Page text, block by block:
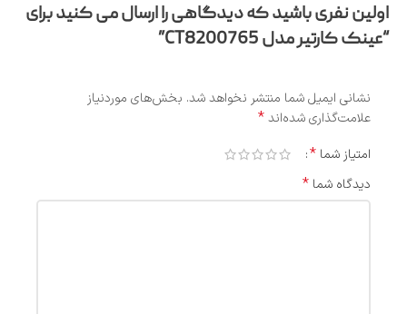
اولین نفری باشید که دیدگاهی را ارسال می کنید برای
“عینک کارتیر مدل CT8200765”
نشانی ایمیل شما منتشر نخواهد شد. بخش‌های موردنیاز
علامت‌گذاری شده‌اند*
امتیاز شما *
دیدگاه شما *